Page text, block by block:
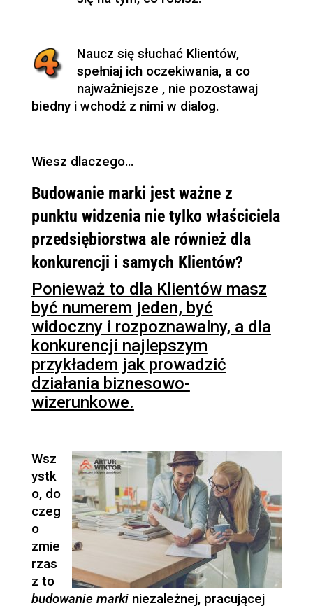
Naucz się słuchać Klientów,
spełniaj ich oczekiwania, a co
najważniejsze , nie pozostawaj
biedny i wchodź z nimi w dialog.
Wiesz dlaczego…
Budowanie marki jest ważne z
punktu widzenia nie tylko właściciela
przedsiębiorstwa ale również dla
konkurencji i samych Klientów?
Ponieważ to dla Klientów masz
być numerem jeden, być
widoczny i rozpoznawalny, a dla
konkurencji najlepszym
przykładem jak prowadzić
działania biznesowo-
wizerunkowe.
Wsz
ystk
o, do
czeg
o
zmie
rzas
z to
budowanie markiniezależnej, pracującej